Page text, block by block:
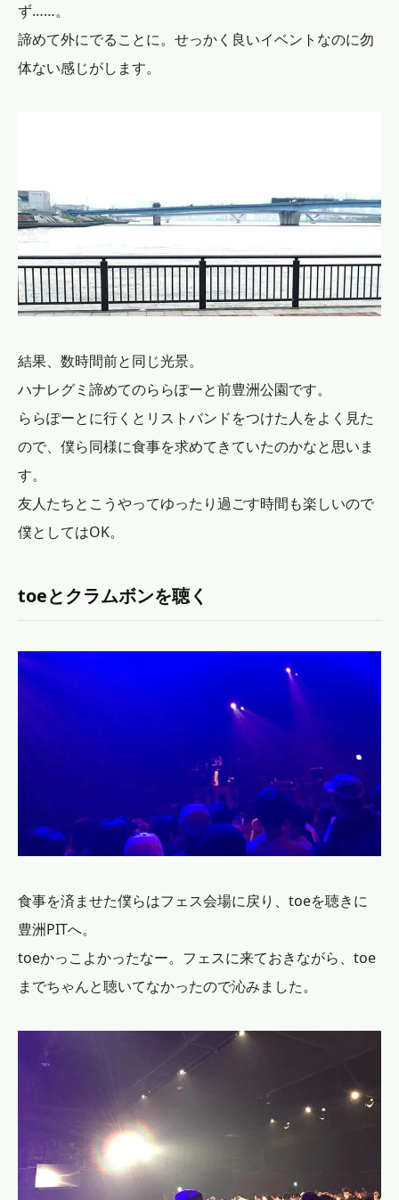
ず……。
諦めて外にでることに。せっかく良いイベントなのに勿
体ない感じがします。
結果、数時間前と同じ光景。
ハナレグミ諦めてのららぽーと前豊洲公園です。
ららぽーとに行くとリストバンドをつけた人をよく見た
ので、僕ら同様に食事を求めてきていたのかなと思いま
す。
友人たちとこうやってゆったり過ごす時間も楽しいので
僕としてはOK。
toeとクラムボンを聴く
食事を済ませた僕らはフェス会場に戻り、toeを聴きに
豊洲PITへ。
toeかっこよかったなー。フェスに来ておきながら、toe
までちゃんと聴いてなかったので沁みました。